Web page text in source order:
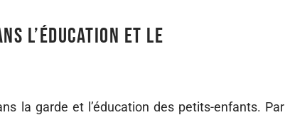
l’éducation et le
la garde et l’éducation des petits-enfants. Par